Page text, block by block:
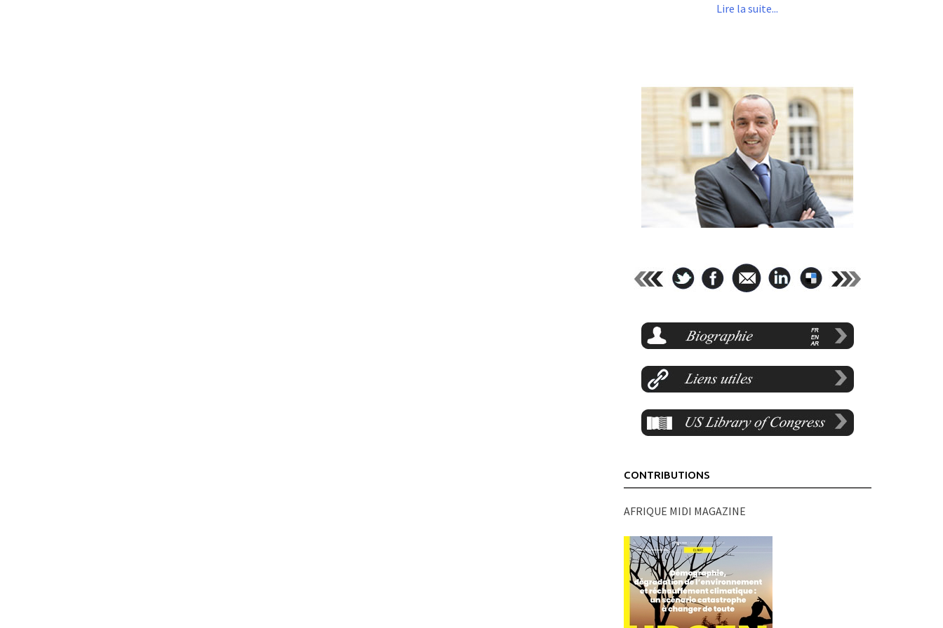
Lire la suite...
CONTRIBUTIONS
AFRIQUE MIDI MAGAZINE